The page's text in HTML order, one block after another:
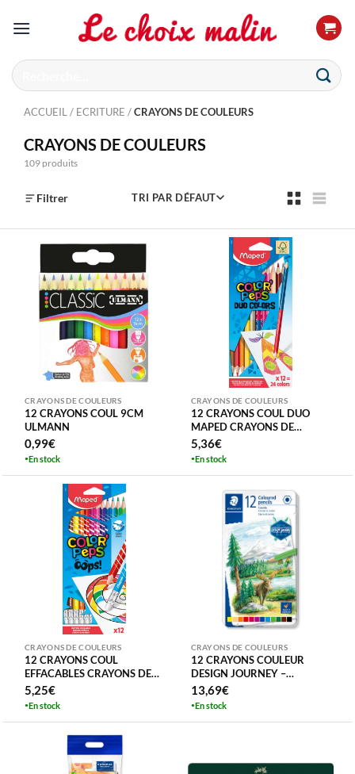
Recherche
pour :
ACCUEIL / ECRITURE /CRAYONS DE COULEURS
CRAYONS DE COULEURS
109 produits
Filtrer TRI PAR DÉFAUT
CRAYONS DE COULEURS
12 CRAYONS COUL 9CM
ULMANN
0,99€
En stock
CRAYONS DE COULEURS
12 CRAYONS COUL DUO
MAPED CRAYONS DE
COULEUR COLOR’PEPS
BICOLOR FSC
5,36€
En stock
CRAYONS DE COULEURS
12 CRAYONS COUL
EFFACABLES CRAYONS DE
COULEUR OOPS MAPED
COLOR’PEPS
5,25€
En stock
CRAYONS DE COULEURS
12 CRAYONS COULEUR
DESIGN JOURNEY –
QUALITE SUPERIEURE
STAEDTLER BOITE METAL
13,69€
En stock